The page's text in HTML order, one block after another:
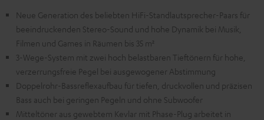
Neue Generation des beliebten HiFi-Standlautsprecher-Paars für
beeindruckenden Stereo-Sound und hohe Dynamik bei Musik,
Filmen und Games in Räumen bis 35 m²
3-Wege-System mit zwei hoch belastbaren Tieftönern für hohe,
verzerrungsfreie Pegel bei ausgewogener Abstimmung
Doppelrohr-Bassreflexaufbau für tiefen, druckvollen und präzisen
Bass auch bei geringen Pegeln und ohne Subwoofer
Mitteltöner aus gewebtem Kevlar mit Phase-Plug arbeitet in